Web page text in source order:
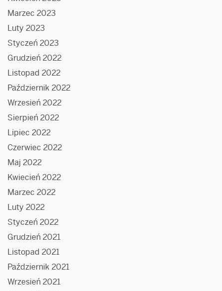
Marzec 2023
Luty 2023
Styczeń 2023
Grudzień 2022
Listopad 2022
Październik 2022
Wrzesień 2022
Sierpień 2022
Lipiec 2022
Czerwiec 2022
Maj 2022
Kwiecień 2022
Marzec 2022
Luty 2022
Styczeń 2022
Grudzień 2021
Listopad 2021
Październik 2021
Wrzesień 2021